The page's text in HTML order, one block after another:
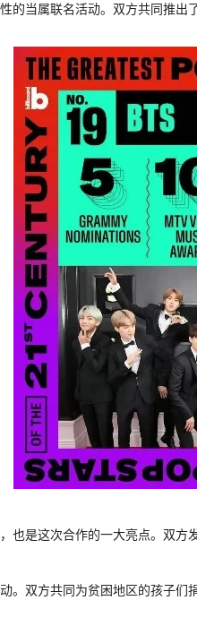
的当属联名活动。双方共同推出
也是这次合作的一大亮点。双方
。双方共同为贫困地区的孩子们